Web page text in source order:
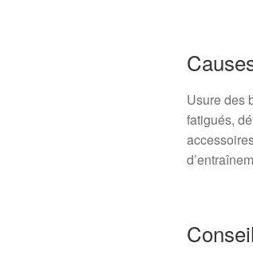
Usure des
fatigués,